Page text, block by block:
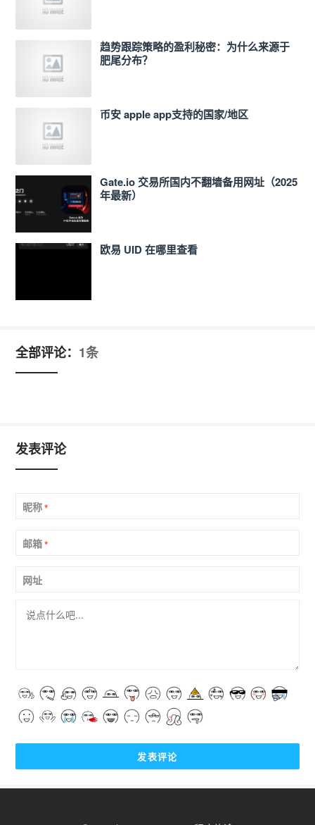
趋势跟踪策略的盈利秘密：为什么来源于
肥尾分布？
币安 apple app支持的国家/地区
Gate.io 交易所国内不翻墙备用网址（2025
年最新）
欧易 UID 在哪里查看
全部评论： 1条
发表评论
昵称*
邮箱*
网址